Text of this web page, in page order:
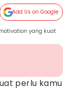
Add Us on Google
yang kuat
perlu kamu